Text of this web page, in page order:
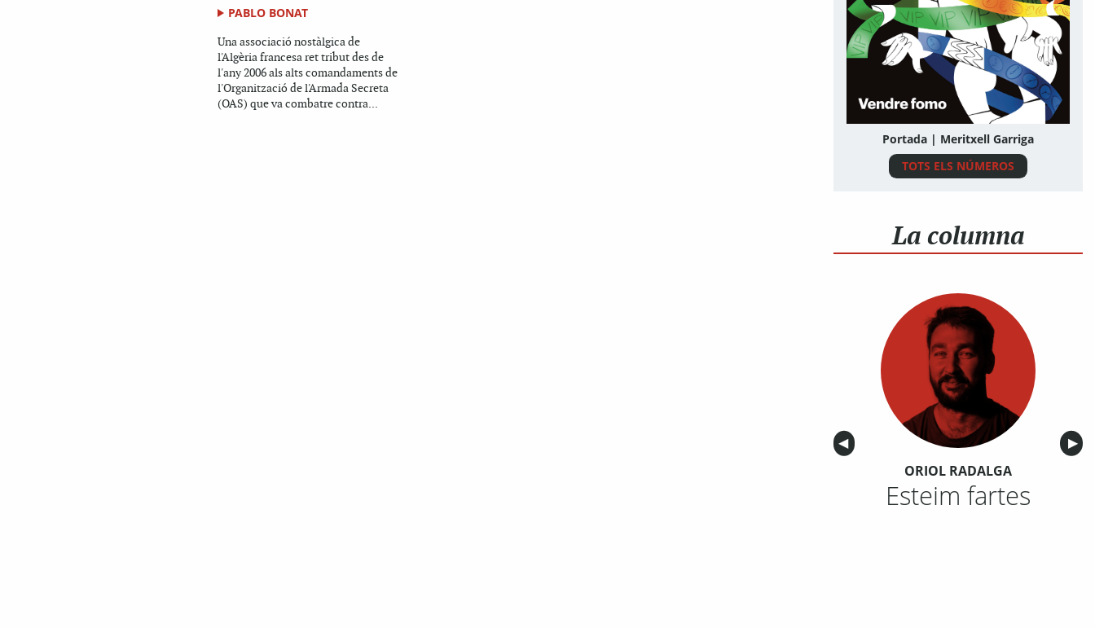
PABLO BONAT
Una associació nostàlgica de
l'Algèria francesa ret tribut des de
l'any 2006 als alts comandaments de
l'Organització de l'Armada Secreta
(OAS) que va combatre contra...
Portada | Meritxell Garriga
TOTS ELS NÚMEROS
La columna
Anterior
◀︎ ▶︎
ORIOL RADALGA
Esteim fartes